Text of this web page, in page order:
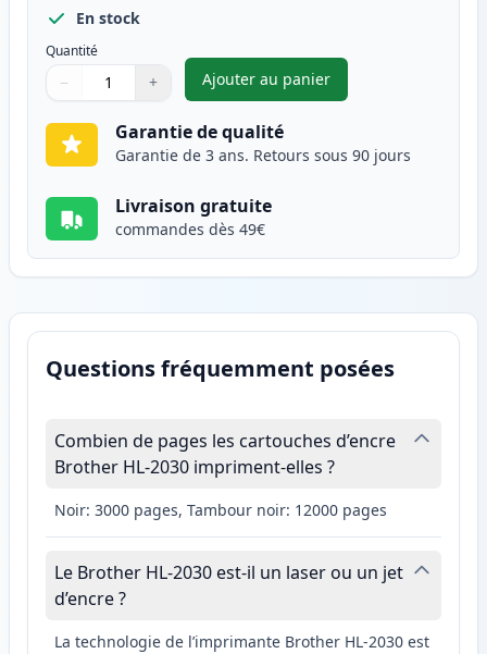
En stock
Quantité
Quantité
Utilisez les boutons pour ajuster
− +
Quantité
Ajouter au panier
,Brother DR2000 tambour
Garantie de qualité
Garantie de 3 ans. Retours sous 90 jours
Livraison gratuite
commandes dès 49€
Questions fréquemment posées
Combien de pages les cartouches d’encre
Brother HL-2030 impriment-elles ?
Noir: 3000 pages, Tambour noir: 12000 pages
Le Brother HL-2030 est-il un laser ou un jet
d’encre ?
La technologie de l’imprimante Brother HL-2030 est